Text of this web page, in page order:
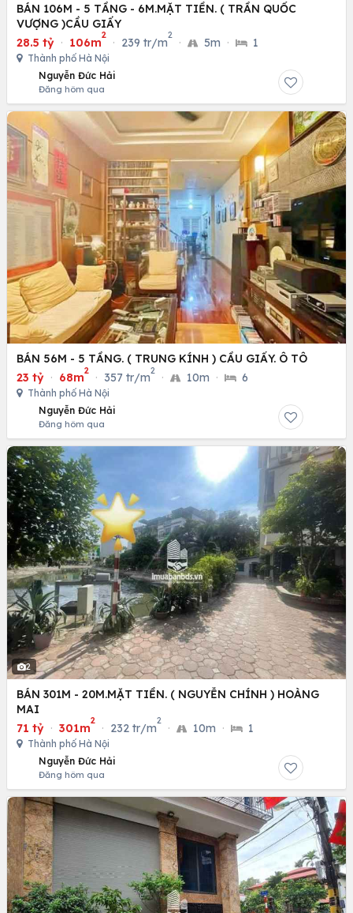
BÁN 106M - 5 TẦNG - 6M.MẶT TIỀN. ( TRẦN QUỐC
VƯỢNG )CẦU GIẤY
28.5 tỷ · 106m
2
· 239 tr/m
2
· 5m · 1
Thành phố Hà Nội
Nguyễn Đức Hải
Đăng hôm qua
BÁN 56M - 5 TẦNG. ( TRUNG KÍNH ) CẦU GIẤY. Ô TÔ
23 tỷ · 68m
2
· 357 tr/m
2
· 10m · 6
Thành phố Hà Nội
Nguyễn Đức Hải
Đăng hôm qua
2
BÁN 301M - 20M.MẶT TIỀN. ( NGUYỄN CHÍNH ) HOÀNG
MAI
71 tỷ · 301m
2
· 232 tr/m
2
· 10m · 1
Thành phố Hà Nội
Nguyễn Đức Hải
Đăng hôm qua